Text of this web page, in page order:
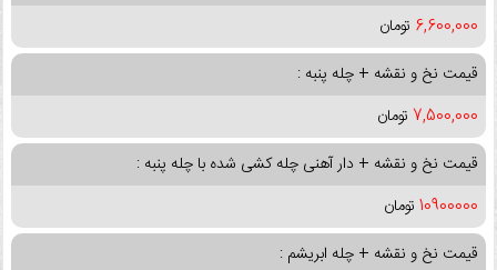
6,600,000 تومان
قیمت نخ و نقشه + چله پنبه :
7,500,000 تومان
قیمت نخ و نقشه + دار آهنی چله کشی شده با چله پنبه :
10900000 تومان
قیمت نخ و نقشه + چله ابریشم :